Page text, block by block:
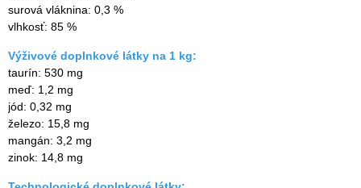
surová vláknina: 0,3 %
vlhkosť: 85 %
Výživové doplnkové látky na 1 kg:
taurín: 530 mg
meď: 1,2 mg
jód: 0,32 mg
železo: 15,8 mg
mangán: 3,2 mg
zinok: 14,8 mg